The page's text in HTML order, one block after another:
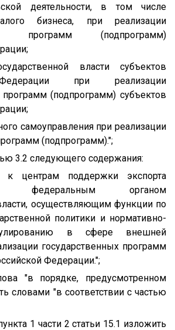
деятельности, в том числе
бизнеса, при реализации
программ (подпрограмм)
власти субъектов
при реализации
программ (подпрограмм) субъектов
самоуправления при реализации
(подпрограмм).";
3.2 следующего содержания:
к центрам поддержки экспорта
федеральным органом
осуществляющим функции по
политики и нормативно-
в сфере внешней
государственных программ
Федерации.";
"в порядке, предусмотренном
словами "в соответствии с частью
1 части 2 статьи 15.1 изложить